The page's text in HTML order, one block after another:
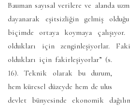
Bauman sayısal verilere ve alanda
dayanarak eşitsizliğin gelmiş
biçimde ortaya koymaya çalışıyor.
oldukları için zenginleşiyorlar.
oldukları için fakirleşiyorlar” (s.
16). Teknik olarak bu durum,
hem küresel düzeyde hem de ulus
devlet bünyesinde ekonomik